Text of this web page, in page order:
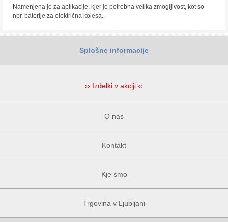
Namenjena je za aplikacije, kjer je potrebna velika zmogljivost, kot so
npr. baterije za električna kolesa.
Splošne informacije
›› Izdelki v akciji ‹‹
O nas
Kontakt
Kje smo
Trgovina v Ljubljani